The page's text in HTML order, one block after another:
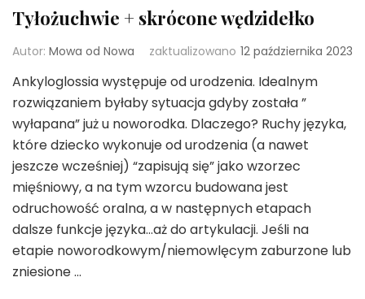
Tyłożuchwie + skrócone wędzidełko
Autor: Mowa od Nowa zaktualizowano 12 października 2023
Ankyloglossia występuje od urodzenia. Idealnym
rozwiązaniem byłaby sytuacja gdyby została ”
wyłapana” już u noworodka. Dlaczego? Ruchy języka,
które dziecko wykonuje od urodzenia (a nawet
jeszcze wcześniej) “zapisują się” jako wzorzec
mięśniowy, a na tym wzorcu budowana jest
odruchowość oralna, a w następnych etapach
dalsze funkcje języka…aż do artykulacji. Jeśli na
etapie noworodkowym/niemowlęcym zaburzone lub
zniesione …